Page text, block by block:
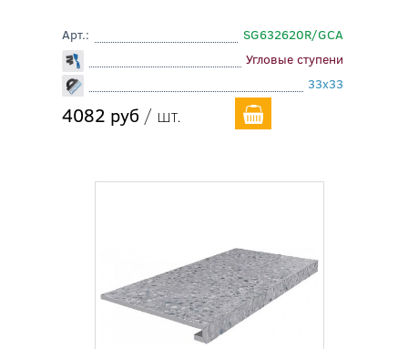
Арт.:
SG632620R/GCA
Угловые ступени
33x33
4082 руб / шт.